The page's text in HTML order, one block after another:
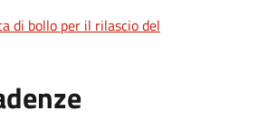
di bollo per il rilascio del